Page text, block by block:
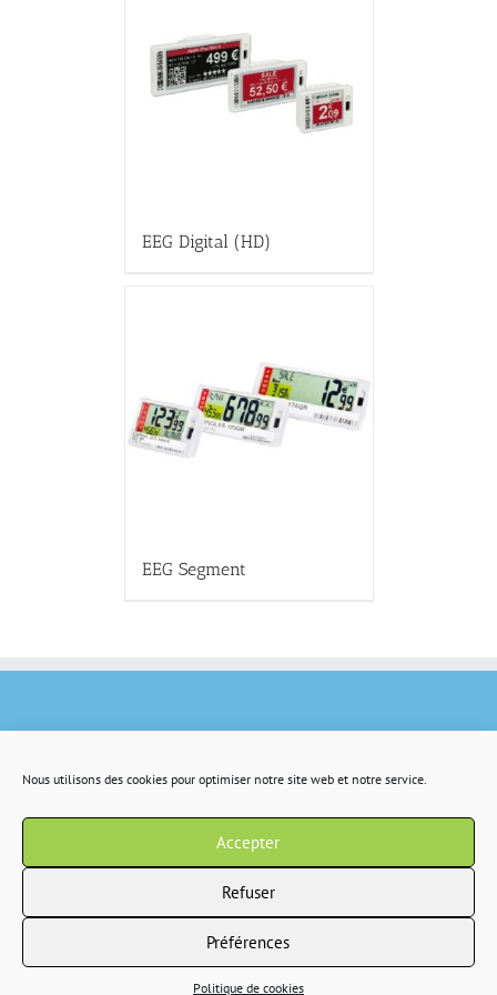
Nous utilisons des cookies pour optimiser notre site web et notre service.
Accepter
Refuser
Préférences
Politique de cookies
EEG Digital (HD)
EEG Segment
Copyright 2022 IR2S tous droits résservés |CGV|